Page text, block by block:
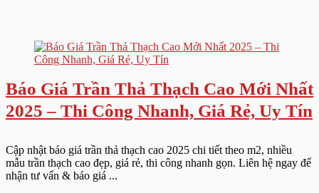
Báo Giá Trần Thả Thạch Cao Mới Nhất
2025 – Thi Công Nhanh, Giá Rẻ, Uy Tín
Cập nhật báo giá trần thả thạch cao 2025 chi tiết theo m2, nhiều
mẫu trần thạch cao đẹp, giá rẻ, thi công nhanh gọn. Liên hệ ngay để
nhận tư vấn & báo giá ...